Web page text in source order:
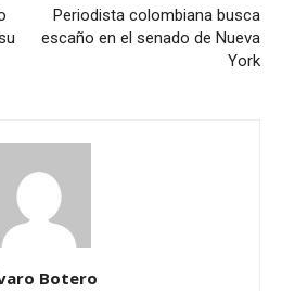
Periodista colombiana busca
escaño en el senado de Nueva
York
Botero